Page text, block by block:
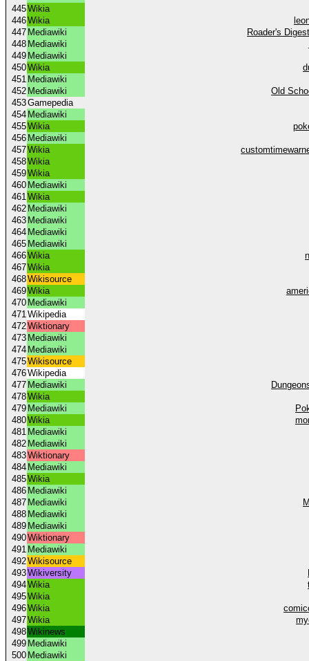
445Wikia
446Wikia
447 Mediawiki
Roader's
448 Mediawiki
449 Mediawiki
450Wikia
451 Mediawiki
452 Mediawiki
Old
453Gamepedia
454 Mediawiki
455Wikia
456 Mediawiki
457Wikia
458Wikia
459Wikia
460 Mediawiki
461Wikia
462 Mediawiki
463 Mediawiki
464 Mediawiki
465 Mediawiki
466Wikia
467Wikia
468Wikisource
469Wikia
470 Mediawiki
471Wikipedia
472Wiktionary
473 Mediawiki
474 Mediawiki
475Wikisource
476Wikipedia
477 Mediawiki
478Wikia
479 Mediawiki
480Wikia
481 Mediawiki
482 Mediawiki
483Wiktionary
484 Mediawiki
485Wikia
486 Mediawiki
487 Mediawiki
488 Mediawiki
489 Mediawiki
490Wiktionary
491 Mediawiki
492Wikisource
493Wikiversity
494Wikia
495Wikia
496Wikia
497Wikia
498Wikinews
499 Mediawiki
500 Mediawiki